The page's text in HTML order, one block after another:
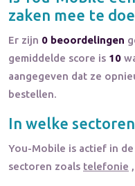
zaken mee te
Er zijn 0 beoordelingen
gemiddelde score is 10
aangegeven dat ze
bestellen.
In welke
You-Mobile is actief in de
sectoren zoals telefonie ,